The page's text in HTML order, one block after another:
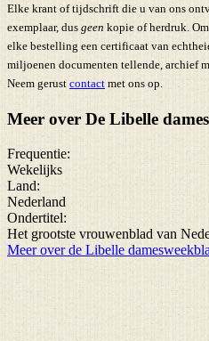
Elke krant of tijdschrift die u van ons
exemplaar, dus geen kopie of herdruk.
elke bestelling een certificaat van
miljoenen documenten tellende, archief
Neem gerust contact met ons op.
Meer over De Libelle
Frequentie:
Wekelijks
Land:
Nederland
Ondertitel:
Het grootste vrouwenblad van
Meer over de Libelle